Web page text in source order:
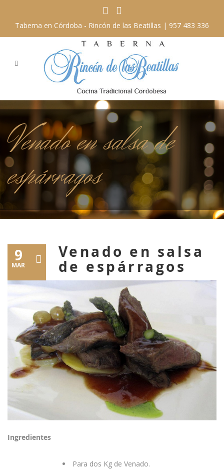
Taberna en Córdoba - Rincón de las Beatillas | 957 483 336
Venado en salsa de
espárragos
9
MAR
Venado en salsa
de espárragos
Ingredientes
Para dos Kg de Venado.